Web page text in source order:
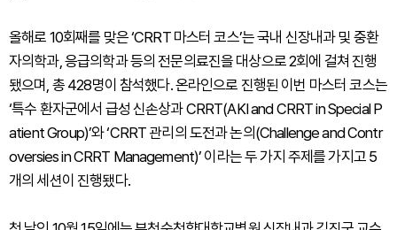
올해로 10회째를 맞은 ‘CRRT 마스터 코스’는 국내 신장내과 및 중환
자의학과, 응급의학과 등의 전문의료진을 대상으로 2회에 걸쳐 진행
됐으며, 총 428명이 참석했다. 온라인으로 진행된 이번 마스터 코스는
‘특수 환자군에서 급성 신손상과 CRRT(AKI and CRRT in Special P
atient Group)’와 ‘CRRT 관리의 도전과 논의(Challenge and Contr
oversies in CRRT Management)’ 이라는 두 가지 주제를 가지고 5
개의 세션이 진행됐다.